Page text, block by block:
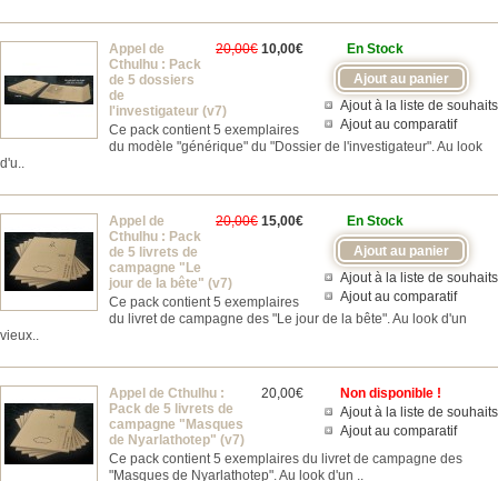
En Stock
Ajout à la liste de souhaits
Ajout au comparatif
20,00€ 10,00€
Appel de
Cthulhu : Pack
de 5 dossiers
de
l'investigateur (v7)
Ce pack contient 5 exemplaires
du modèle "générique" du "Dossier de l'investigateur". Au look
d'u..
En Stock
Ajout à la liste de souhaits
Ajout au comparatif
20,00€ 15,00€
Appel de
Cthulhu : Pack
de 5 livrets de
campagne "Le
jour de la bête" (v7)
Ce pack contient 5 exemplaires
du livret de campagne des "Le jour de la bête". Au look d'un
vieux..
Non disponible !
Ajout à la liste de souhaits
Ajout au comparatif
20,00€
Appel de Cthulhu :
Pack de 5 livrets de
campagne "Masques
de Nyarlathotep" (v7)
Ce pack contient 5 exemplaires du livret de campagne des
"Masques de Nyarlathotep". Au look d'un ..